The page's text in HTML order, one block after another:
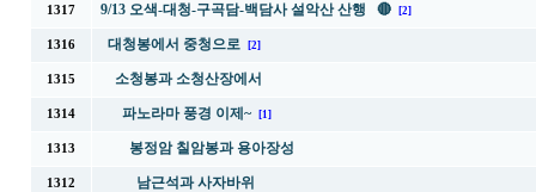
1317 9/13 오색-대청-구곡담-백담사 설악산 산행 🔴 [2]
1316 대청봉에서 중청으로 [2]
1315 소청봉과 소청산장에서
1314 파노라마 풍경 이제~ [1]
1313 봉정암 칠암봉과 용아장성
1312 남근석과 사자바위